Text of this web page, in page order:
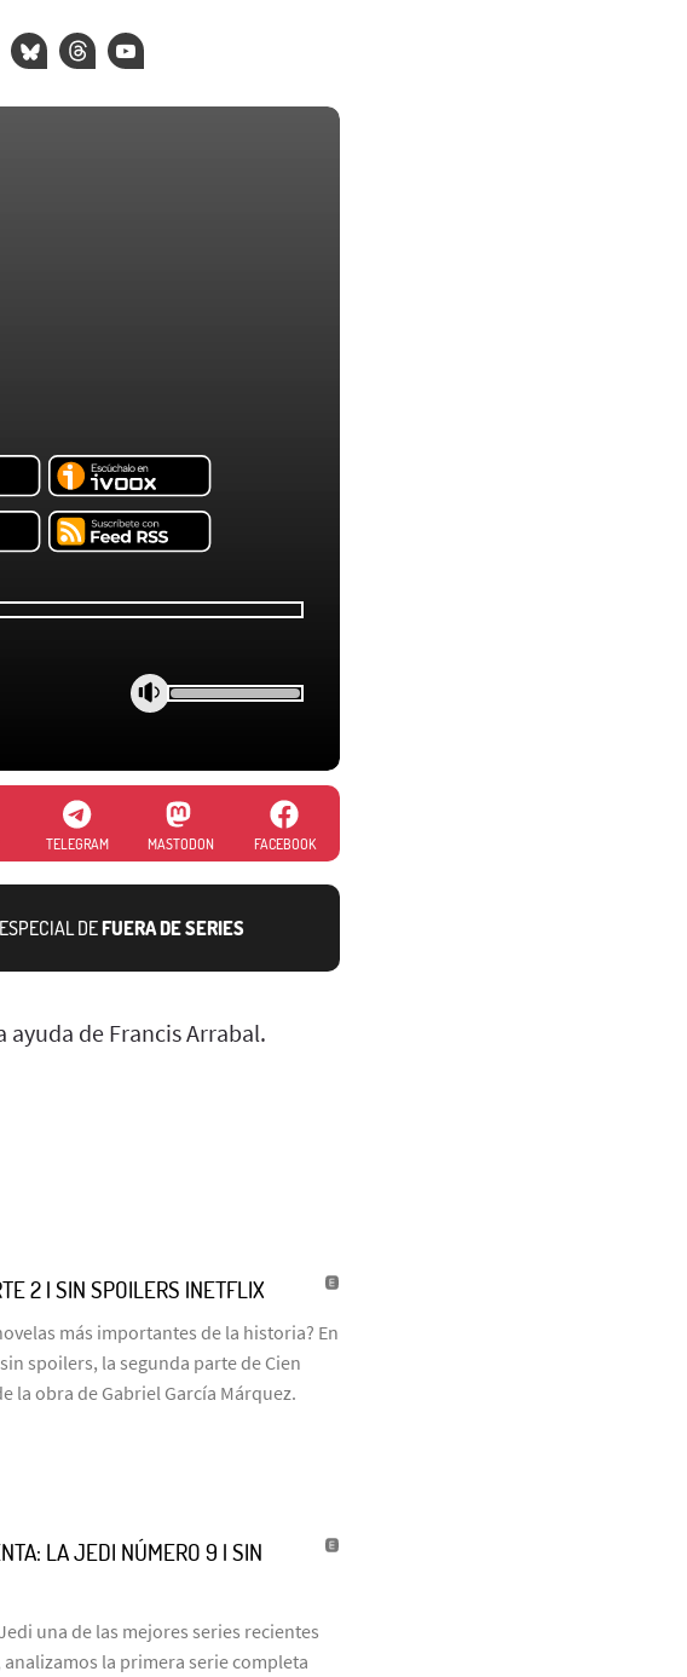
TELEGRAM MASTODON FACEBOOK
DEFUERA DE SERIES
ayuda de Francis Arrabal.
2 | SIN SPOILERS |NETFLIX
más importantes de la historia? En
spoilers, la segunda parte de Cien
la obra de Gabriel García Márquez.
LA JEDI NÚMERO 9 | SIN
una de las mejores series recientes
la primera serie completa